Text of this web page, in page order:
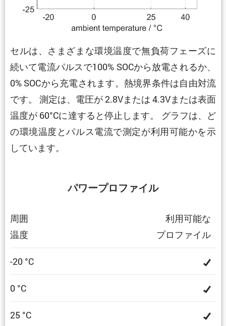
セルは、さまざまな環境温度で無負荷フェーズに
続いて電流パルスで100% SOCから放電されるか、
0% SOCから充電されます。熱境界条件は自由対流
です。 測定は、電圧が 2.8Vまたは 4.3Vまたは表面
温度が 60°Cに達すると停止します。 グラフは、ど
の環境温度とパルス電流で測定が利用可能かを示
しています。
パワープロファイル
周囲
温度
利用可能な
プロファイル
-20 °C
0 °C
25 °C